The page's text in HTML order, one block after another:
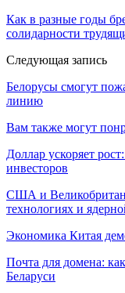
Как в разные годы
солидарности
Следующая запись
Белорусы смогут
линию
Вам также могут
Доллар ускоряет
инвесторов
США и
технологиях и
Экономика Китая
Почта для домена:
Беларуси